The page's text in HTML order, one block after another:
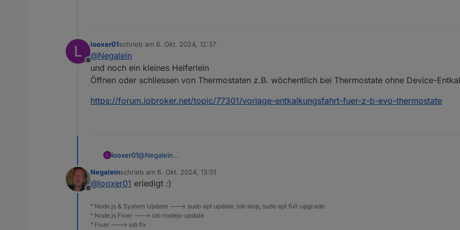
L
Offline
looxer01schrieb am 6. Okt. 2024, 12:37
zuletzt editiert von
@Negalein
und noch ein kleines Helferlein
Öffnen oder schliessen von Thermostaten z.B. wöchentlich bei Thermostate ohne Device-
https://forum.iobroker.net/topic/77301/vorlage-entkalkungsfahrt-fuer-z-b-evo-thermostate
L looxer01@Negalein
Öffnen oder schliessen von Thermostaten z.B. wöchentlich bei Thermostate ohne Device-
https://forum.iobroker.net/topic/77301/vorlage-entkalkungsfahrt-fuer-z-b-evo-thermostate
Offline
Negaleinschrieb am 6. Okt. 2024, 13:01
zuletzt editiert von
@looxer01 erledigt :)
° Node.js & System Update ---> sudo apt update, iob stop, sudo apt full-upgrade
° Node.js Fixer ---> iob nodejs-update
° Fixer ---> iob fix